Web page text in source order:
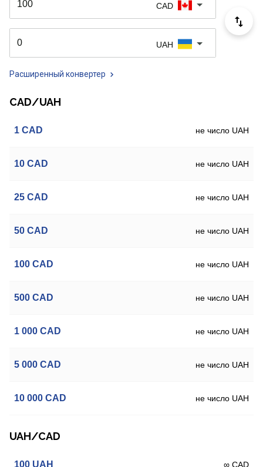
CAD
UAH
Расширенный конвертер
CAD/UAH
1 CAD не число UAH
10 CAD не число UAH
25 CAD не число UAH
50 CAD не число UAH
100 CAD не число UAH
500 CAD не число UAH
1 000 CAD не число UAH
5 000 CAD не число UAH
10 000 CAD не число UAH
UAH/CAD
100 UAH ∞ CAD